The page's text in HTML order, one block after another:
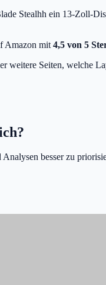
Stealhh ein 13-Zoll-
Amazon mit 4,5 von 5
weitere Seiten, welche
besser zu